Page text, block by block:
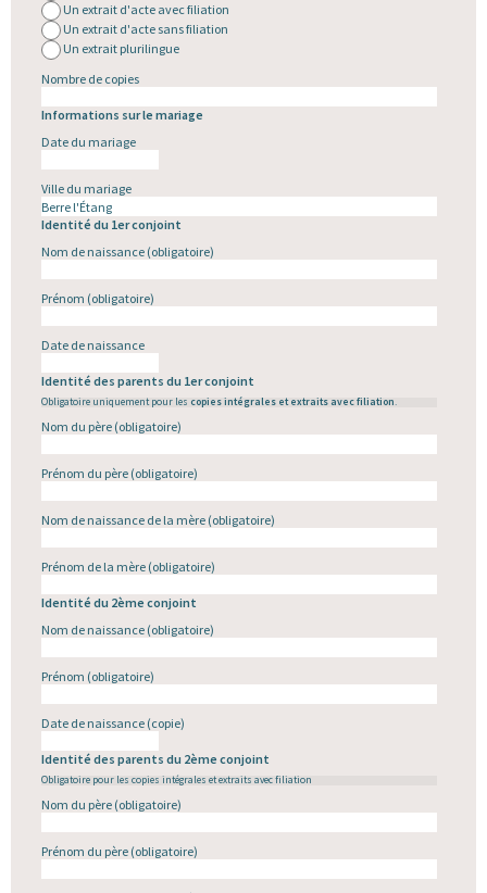
Un extrait d'acte avec filiation
Un extrait d'acte sans filiation
Un extrait plurilingue
Nombre de copies
Informations sur le mariage
Date du mariage
Ville du mariage
Identité du 1er conjoint
Nom de naissance(obligatoire)
Prénom (obligatoire)
Date de naissance
Identité des parents du 1er conjoint
Obligatoire uniquement pour les copies intégrales et extraits avec filiation.
Nom du père(obligatoire)
Prénom du père(obligatoire)
Nom de naissance de la mère (obligatoire)
Prénom de la mère(obligatoire)
Identité du 2ème conjoint
Nom de naissance(obligatoire)
Prénom (obligatoire)
Date de naissance (copie)
Identité des parents du 2ème conjoint
Obligatoire pour les copies intégrales et extraits avec filiation
Nom du père(obligatoire)
Prénom du père(obligatoire)